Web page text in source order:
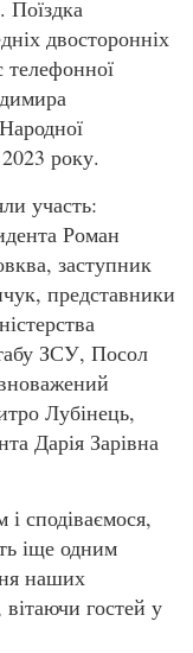
Поїздка
двосторонніх
телефонної
року.
участь:
Роман
заступник
представники
ЗСУ, Посол
Лубінець,
Дарія Зарівна
сподіваємося,
іще одним
наших
гостей у